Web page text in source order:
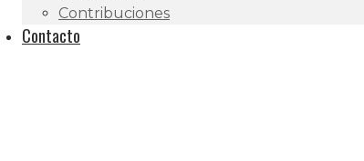
Contribuciones
Contacto